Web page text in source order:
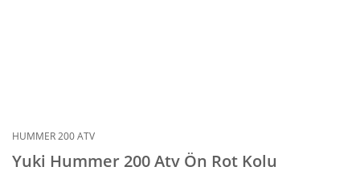
HUMMER 200 ATV
Yuki Hummer 200 Atv Ön Rot Kolu